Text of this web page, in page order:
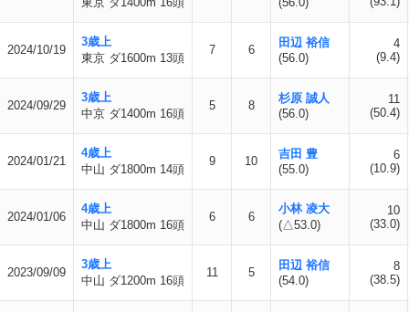
2024/10/19
3歳上
東京 ダ1600m 13頭
7 6
田辺 裕信
(56.0)
4
(9.4)
2024/09/29
3歳上
中京 ダ1400m 16頭
5 8
杉原 誠人
(56.0)
11
(50.4)
2024/01/21
4歳上
中山 ダ1800m 14頭
9 10
吉田 豊
(55.0)
6
(10.9)
2024/01/06
4歳上
中山 ダ1800m 16頭
6 6
小林 凌大
(△53.0)
10
(33.0)
2023/09/09
3歳上
中山 ダ1200m 16頭
11 5
田辺 裕信
(54.0)
8
(38.5)